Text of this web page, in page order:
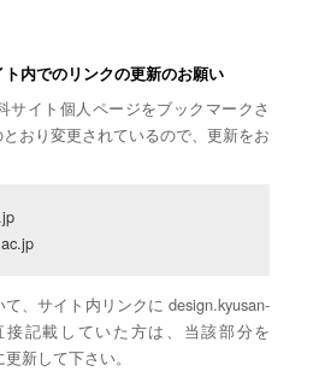
内でのリンクの更新のお願い
サイト個人ページをブックマークさ
おり変更されているので、更新をお
、サイト内リンクに design.kyusan-
接記載していた方は、当該部分を
新して下さい。